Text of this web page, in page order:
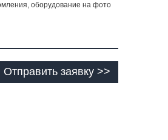
оборудование на фото
Отправить заявку >>